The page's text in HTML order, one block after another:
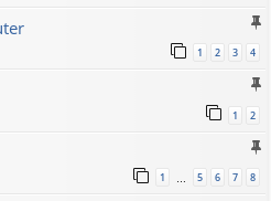
1 2 3 4
1 2
1 5 6 7 8